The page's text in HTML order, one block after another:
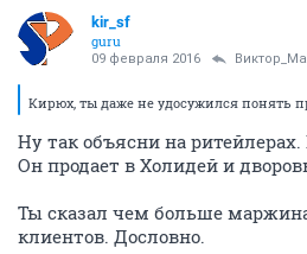
kir_sf
guru
09 февраля 2016
Кирюх, ты даже не удосужился понять
Ну так объясни на ритейлерах.
Он продает в Холидей и
Ты сказал чем больше
клиентов. Дословно.